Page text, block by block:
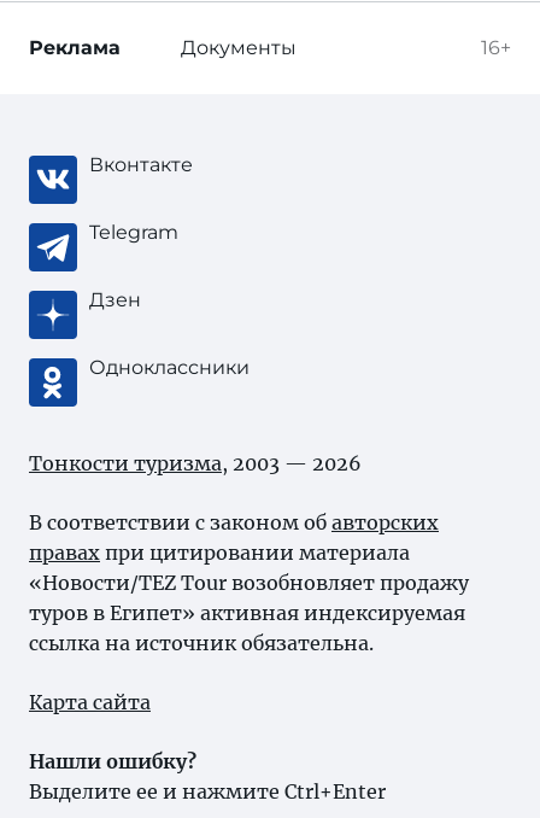
16+
Реклама Документы
Вконтакте
Telegram
Дзен
Одноклассники
Тонкости туризма, 2003 — 2026
В соответствии с законом об авторских
правах при цитировании материала
«Новости/TEZ Tour возобновляет продажу
туров в Египет» активная индексируемая
ссылка на источник обязательна.
Карта сайта
Нашли ошибку?
Выделите ее и нажмите Ctrl+Enter